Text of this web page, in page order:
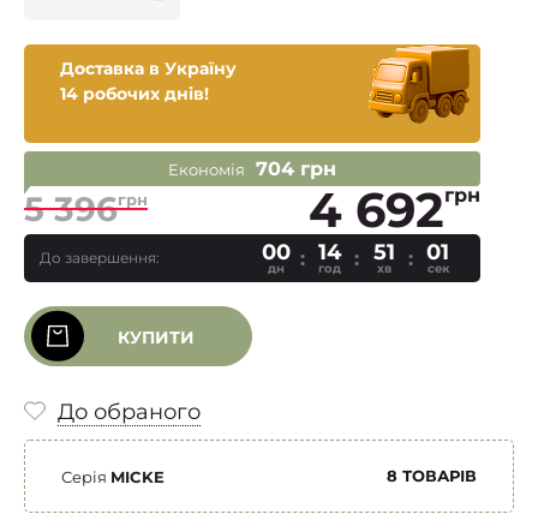
Доставка в Україну
14 робочих днів!
Економія 704 грн
5 396грн 4 692грн
До завершення: 00
дн
14
год
51
хв
00
сек
КУПИТИ
До обраного
Серія MICKE 8 ТОВАРІВ